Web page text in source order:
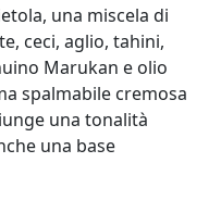
una miscela di
ceci, aglio, tahini,
Marukan e olio
spalmabile cremosa
una tonalità
una base